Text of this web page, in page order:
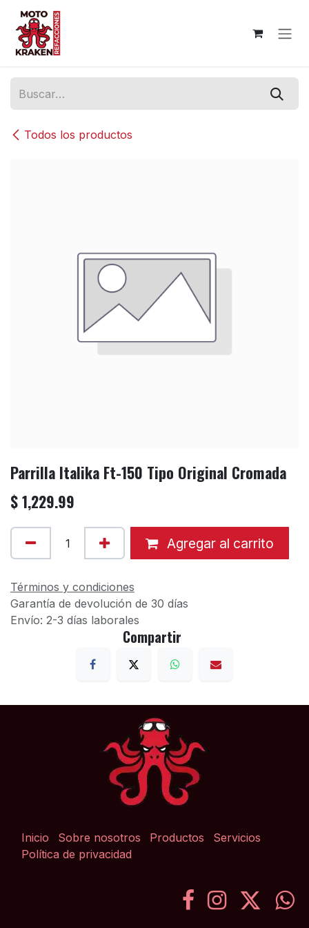
Ir al contenido
Todos los productos
Parrilla Italika Ft-150 Tipo Original Cromada
$1,229.99
Agregar al carrito
Términos y condiciones
Garantía de devolución de 30 días
Envío: 2-3 días laborales
Compartir
Inicio Sobre nosotros Productos
Servicios
Política de privacidad